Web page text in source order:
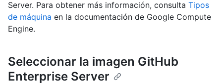
Server. Para obtener más información, consulta Tipos
de máquina en la documentación de Google Compute
Engine.
Seleccionar la imagen GitHub
Enterprise Server